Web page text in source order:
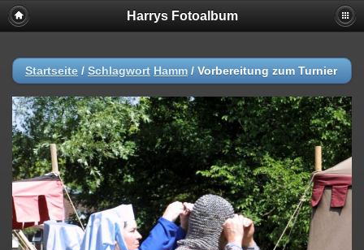
Harrys Fotoalbum
Startseite / Schlagwort Hamm / Vorbereitung zum Turnier